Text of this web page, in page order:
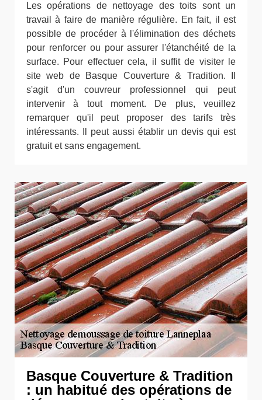
Les opérations de nettoyage des toits sont un
travail à faire de manière régulière. En fait, il est
possible de procéder à l'élimination des déchets
pour renforcer ou pour assurer l'étanchéité de la
surface. Pour effectuer cela, il suffit de visiter le
site web de Basque Couverture & Tradition. Il
s'agit d'un couvreur professionnel qui peut
intervenir à tout moment. De plus, veuillez
remarquer qu'il peut proposer des tarifs très
intéressants. Il peut aussi établir un devis qui est
gratuit et sans engagement.
Basque Couverture & Tradition
: un habitué des opérations de